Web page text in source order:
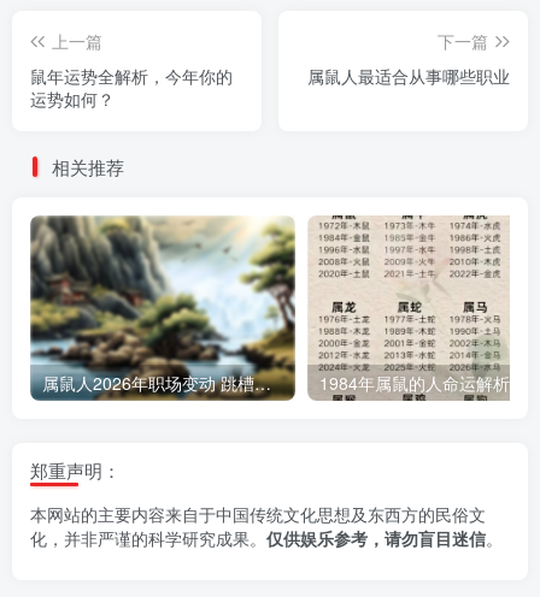
上一篇
鼠年运势全解析，今年你的
运势如何？
下一篇
属鼠人最适合从事哪些职业
相关推荐
属鼠人2026年职场变动 跳槽吉凶解析 1984年属鼠的人命运解析
郑重声明：
本网站的主要内容来自于中国传统文化思想及东西方的民俗文
化，并非严谨的科学研究成果。 仅供娱乐参考，请勿盲目迷信。